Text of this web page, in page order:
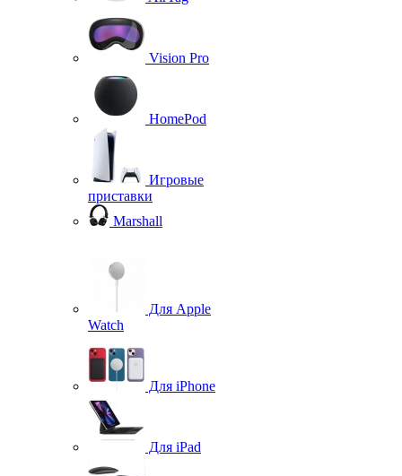
Vision Pro
HomePod
Игровые
приставки
Marshall
Для Apple
Watch
Для iPhone
Для iPad